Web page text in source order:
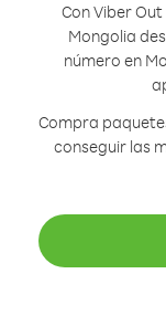
Con Viber
Mongolia
número en
Compra
conseguir las